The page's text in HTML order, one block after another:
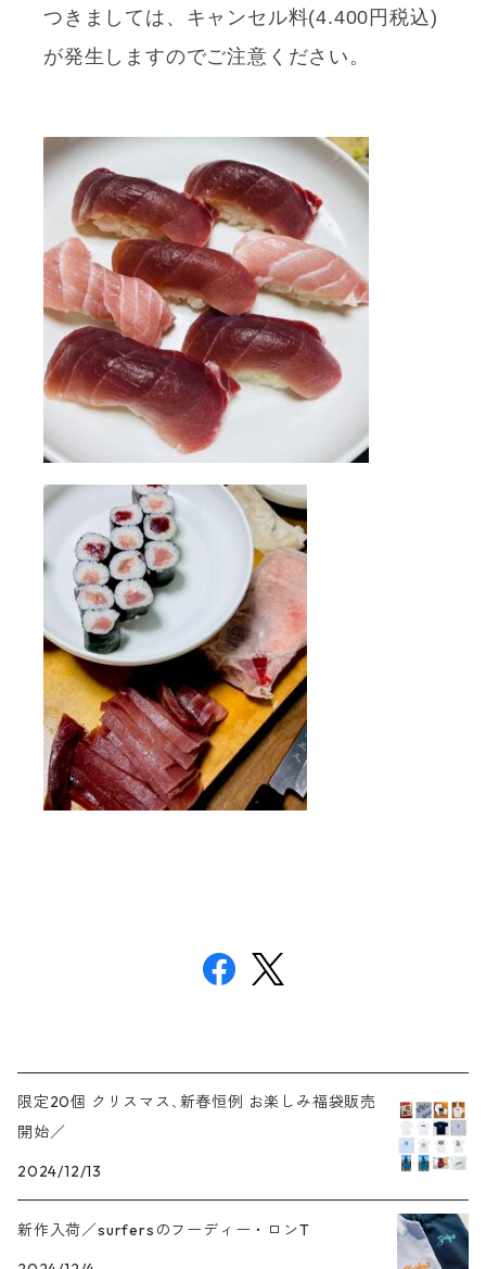
つきましては、キャンセル料(4.400円税込)
が発生しますのでご注意ください。
限定20個 クリスマス､新春恒例 お楽しみ福袋販売
開始／
2024/12/13
新作入荷／surfersのフーディー・ロンT